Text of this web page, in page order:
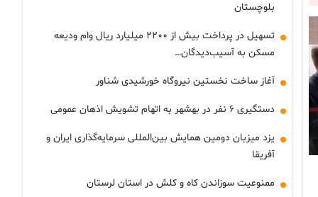
بلوچستان
تسهیل در پرداخت بیش از ۲۲۰۰ میلیارد ریال وام ودیعه
مسکن به آسیب‌دیدگان…
آغاز ساخت نخستین نیروگاه خورشیدی شناور
دستگیری ۶ نفر در بهشهر به اتهام تشویش اذهان عمومی
یزد میزبان دومین همایش بین‌المللی سرمایه‌گذاری ایران و
آفریقا
ممنوعیت سوزاندن کاه و کلش در استان لرستان